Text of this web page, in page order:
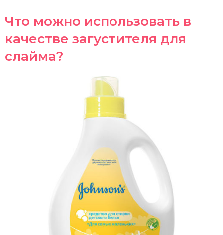
Что можно использовать в
качестве загустителя для
слайма?